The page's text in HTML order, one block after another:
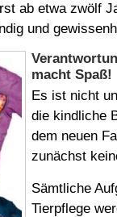
ab etwa zwölf
und
macht Spaß!
Es ist nicht
die kindliche
dem neuen
zunächst
Sämtliche
Tierpflege